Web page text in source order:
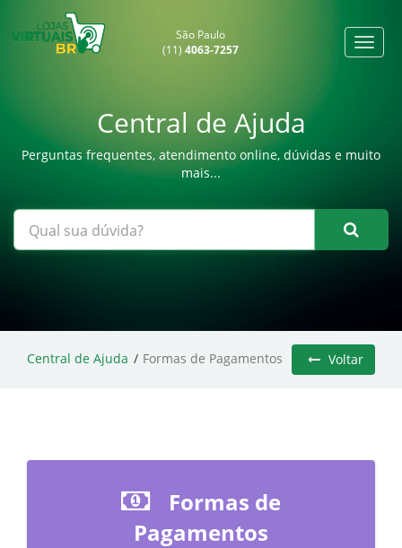
São Paulo
(11)4063-7257
Central de Ajuda
Perguntas frequentes, atendimento online, dúvidas e muito
mais...
Central de Ajuda Formas de Pagamentos Voltar
Formas de
Pagamentos